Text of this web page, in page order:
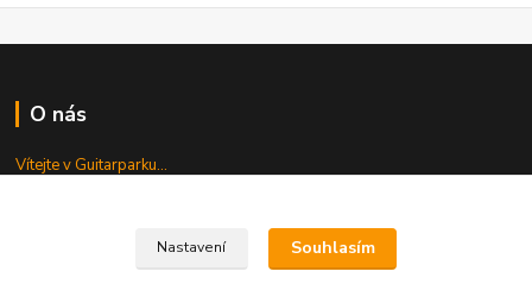
O nás
Vítejte v Guitarparku...
Kde nás najdeteNastavení Souhlasím